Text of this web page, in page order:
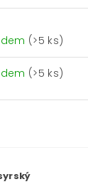
(>5 ks)
(>5 ks)